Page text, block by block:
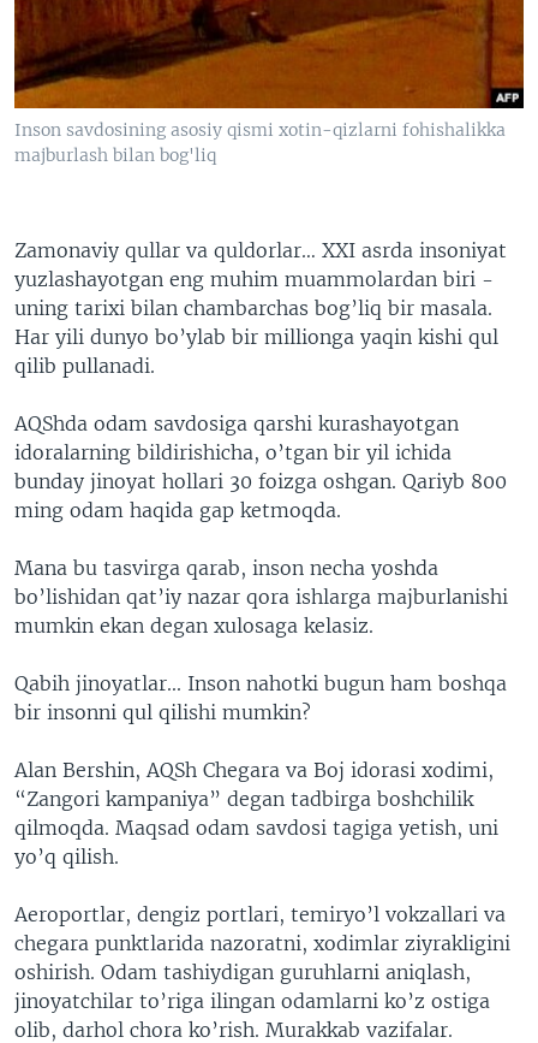
XABARLAR SURATLARDA
ODNOKLASSNIKI
TELEGRAM
TWITTER
SOUNDCLOUD
VOA
Inson savdosining asosiy qismi xotin-qizlarni fohishalikka
majburlash bilan bog'liq
Zamonaviy qullar va quldorlar… XXI asrda insoniyat
yuzlashayotgan eng muhim muammolardan biri -
uning tarixi bilan chambarchas bog’liq bir masala.
Har yili dunyo bo’ylab bir millionga yaqin kishi qul
qilib pullanadi.
AQShda odam savdosiga qarshi kurashayotgan
idoralarning bildirishicha, o’tgan bir yil ichida
bunday jinoyat hollari 30 foizga oshgan. Qariyb 800
ming odam haqida gap ketmoqda.
Mana bu tasvirga qarab, inson necha yoshda
bo’lishidan qat’iy nazar qora ishlarga majburlanishi
mumkin ekan degan xulosaga kelasiz.
Qabih jinoyatlar... Inson nahotki bugun ham boshqa
bir insonni qul qilishi mumkin?
Alan Bershin, AQSh Chegara va Boj idorasi xodimi,
“Zangori kampaniya” degan tadbirga boshchilik
qilmoqda. Maqsad odam savdosi tagiga yetish, uni
yo’q qilish.
Aeroportlar, dengiz portlari, temiryo’l vokzallari va
chegara punktlarida nazoratni, xodimlar ziyrakligini
oshirish. Odam tashiydigan guruhlarni aniqlash,
jinoyatchilar to’riga ilingan odamlarni ko’z ostiga
olib, darhol chora ko’rish. Murakkab vazifalar.